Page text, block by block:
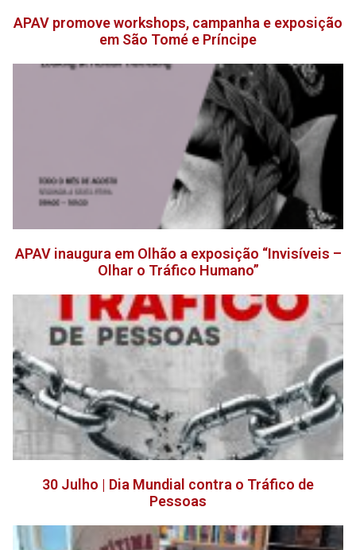
APAV promove workshops, campanha e exposição
em São Tomé e Príncipe
APAV inaugura em Olhão a exposição “Invisíveis –
Olhar o Tráfico Humano”
30 Julho | Dia Mundial contra o Tráfico de
Pessoas